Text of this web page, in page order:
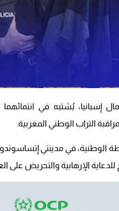
يُشتبه في
التراب الوطني المغربية.
الوطنية، في مدينتي
الإرهابية والتحريض على